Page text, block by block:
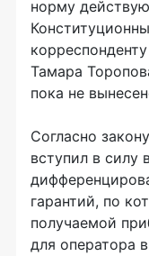
норму
Тамара
пока не
Согласно
вступил в силу
гарантий, по
получаемой
для оператора